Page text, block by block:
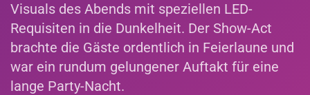
Visuals des Abends mit speziellen LED-
Requisiten in die Dunkelheit. Der Show-Act
brachte die Gäste ordentlich in Feierlaune und
war ein rundum gelungener Auftakt für eine
lange Party-Nacht.